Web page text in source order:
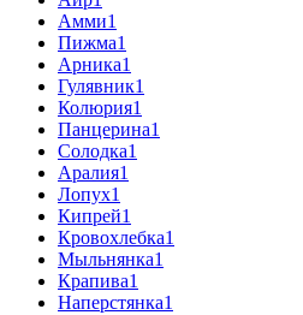
Амми1
Пижма1
Арника1
Гулявник1
Колюрия1
Панцерина1
Солодка1
Аралия1
Лопух1
Кипрей1
Кровохлебка1
Мыльнянка1
Крапива1
Наперстянка1